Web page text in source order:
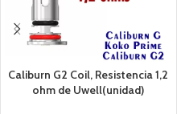
Caliburn G2 Coil, Resistencia 1,2
ohm de Uwell(unidad)